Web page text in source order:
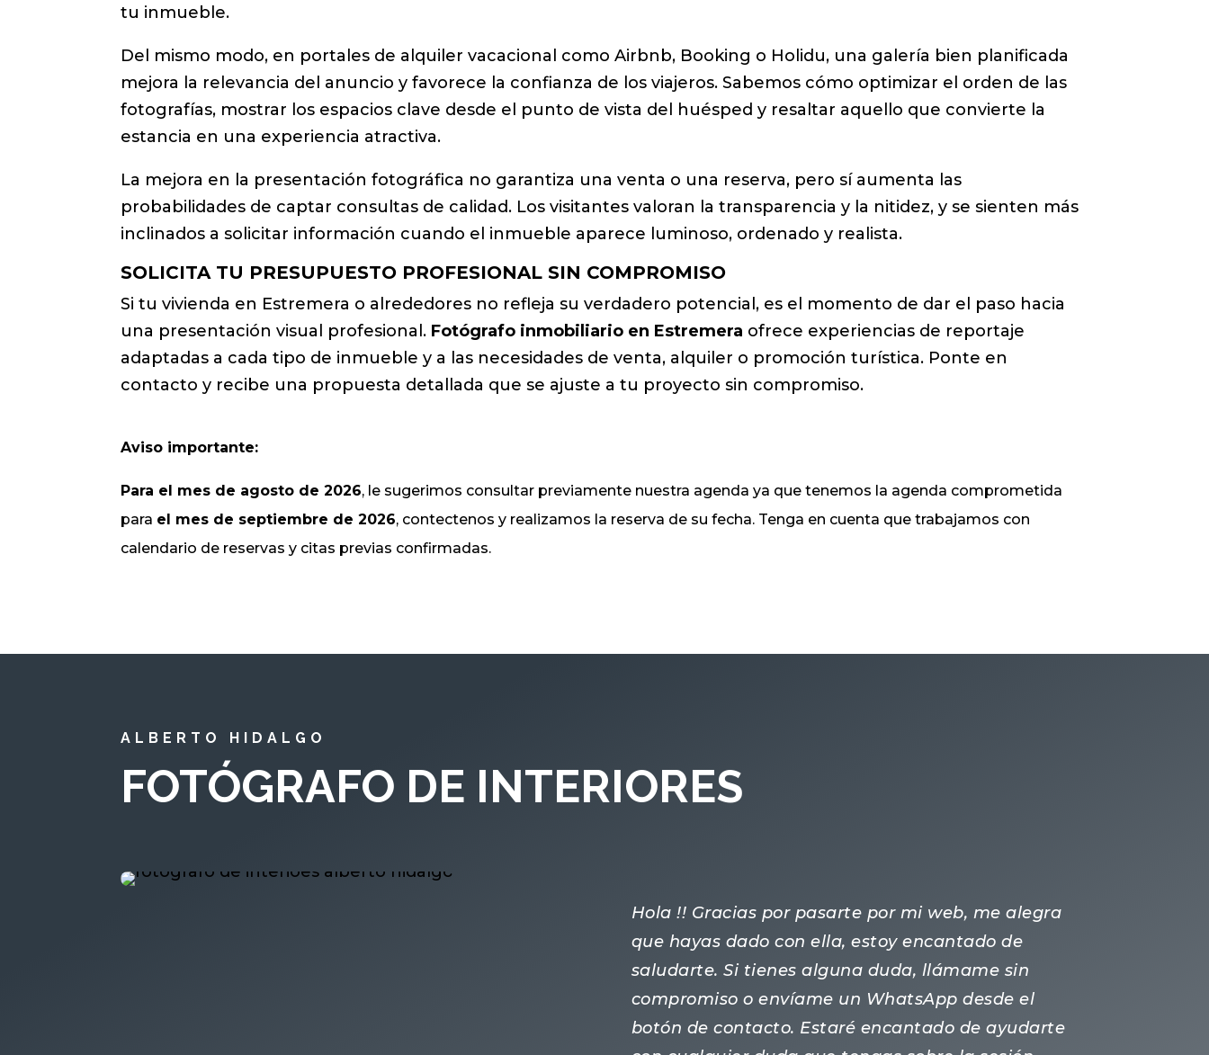
tu inmueble.
Del mismo modo, en portales de alquiler vacacional como Airbnb, Booking o Holidu, una galería bien planificada
mejora la relevancia del anuncio y favorece la confianza de los viajeros. Sabemos cómo optimizar el orden de las
fotografías, mostrar los espacios clave desde el punto de vista del huésped y resaltar aquello que convierte la
estancia en una experiencia atractiva.
La mejora en la presentación fotográfica no garantiza una venta o una reserva, pero sí aumenta las
probabilidades de captar consultas de calidad. Los visitantes valoran la transparencia y la nitidez, y se sienten más
inclinados a solicitar información cuando el inmueble aparece luminoso, ordenado y realista.
SOLICITA TU PRESUPUESTO PROFESIONAL SIN COMPROMISO
Si tu vivienda en Estremera o alrededores no refleja su verdadero potencial, es el momento de dar el paso hacia
una presentación visual profesional. Fotógrafo inmobiliario en Estremera ofrece experiencias de reportaje
adaptadas a cada tipo de inmueble y a las necesidades de venta, alquiler o promoción turística. Ponte en
contacto y recibe una propuesta detallada que se ajuste a tu proyecto sin compromiso.
Aviso importante:
Para el mes de agosto de 2026, le sugerimos consultar previamente nuestra agenda ya que tenemos la agenda comprometida
para el mes de septiembre de 2026, contectenos y realizamos la reserva de su fecha. Tenga en cuenta que trabajamos con
calendario de reservas y citas previas confirmadas.
ALBERTO HIDALGO
FOTÓGRAFO DE INTERIORES
Hola !! Gracias por pasarte por mi web, me alegra
que hayas dado con ella, estoy encantado de
saludarte. Si tienes alguna duda, llámame sin
compromiso o envíame un WhatsApp desde el
botón de contacto. Estaré encantado de ayudarte